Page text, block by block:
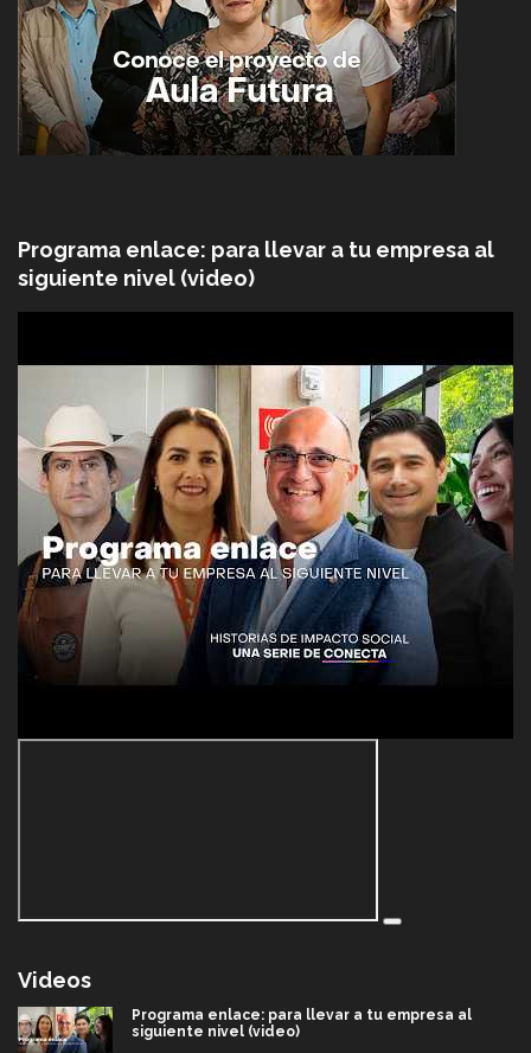
Programa enlace: para llevar a tu empresa al
siguiente nivel (video)
Videos
Programa enlace: para llevar a tu empresa al
siguiente nivel (video)